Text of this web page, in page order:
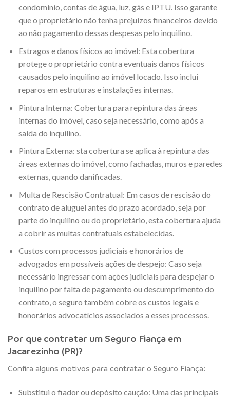
condomínio, contas de água, luz, gás e IPTU. Isso garante
que o proprietário não tenha prejuízos financeiros devido
ao não pagamento dessas despesas pelo inquilino.
Estragos e danos físicos ao imóvel: Esta cobertura
protege o proprietário contra eventuais danos físicos
causados pelo inquilino ao imóvel locado. Isso inclui
reparos em estruturas e instalações internas.
Pintura Interna: Cobertura para repintura das áreas
internas do imóvel, caso seja necessário, como após a
saída do inquilino.
Pintura Externa: sta cobertura se aplica à repintura das
áreas externas do imóvel, como fachadas, muros e paredes
externas, quando danificadas.
Multa de Rescisão Contratual: Em casos de rescisão do
contrato de aluguel antes do prazo acordado, seja por
parte do inquilino ou do proprietário, esta cobertura ajuda
a cobrir as multas contratuais estabelecidas.
Custos com processos judiciais e honorários de
advogados em possíveis ações de despejo: Caso seja
necessário ingressar com ações judiciais para despejar o
inquilino por falta de pagamento ou descumprimento do
contrato, o seguro também cobre os custos legais e
honorários advocatícios associados a esses processos.
Por que contratar um Seguro Fiança em
Jacarezinho (PR)?
Confira alguns motivos para contratar o Seguro Fiança:
Substitui o fiador ou depósito caução: Uma das principais